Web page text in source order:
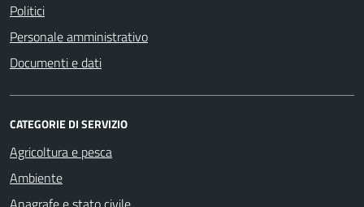
Politici
Personale amministrativo
Documenti e dati
CATEGORIE DI SERVIZIO
Agricoltura e pesca
Ambiente